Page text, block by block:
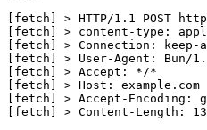
[fetch] > HTTP/1.1 POST
[fetch] > content-type:
[fetch] > Connection: keep-
[fetch] > User-Agent: Bun/
[fetch] > Accept: */*
[fetch] > Host: example.com
[fetch] > Accept-
[fetch] > Content-Length: 13